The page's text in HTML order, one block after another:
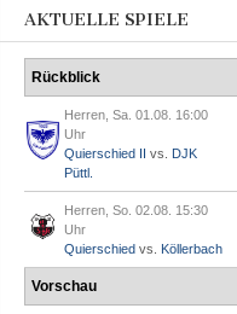
AKTUELLE SPIELE
Rückblick
Herren, Sa. 01.08. 16:00
Uhr
Quierschied II
vs.
DJK
Püttl.
Herren, So. 02.08. 15:30
Uhr
Quierschied vs. Köllerbach
Vorschau